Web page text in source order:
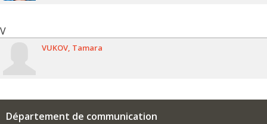
V
VUKOV Tamara
Département de communication